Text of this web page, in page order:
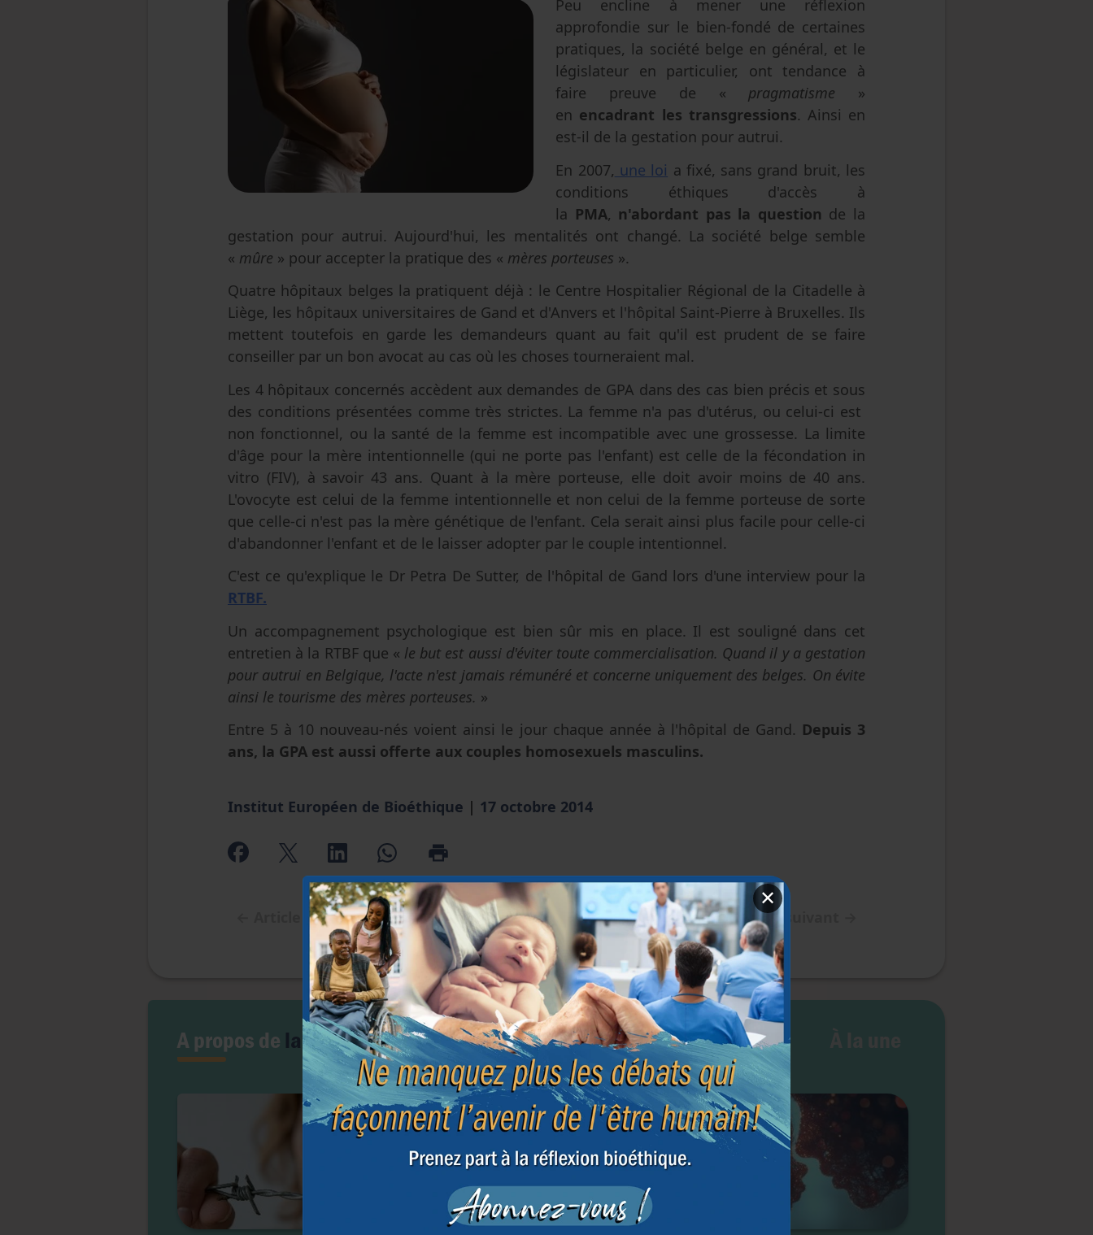
Avortement
Filiation & accès aux origines
Genre & sexualité
Transhumanisme
Intelligence artificielle
Peu encline à mener une réflexion
approfondie sur le bien-fondé de certaines
pratiques, la société belge en général, et le
législateur en particulier, ont tendance à
faire preuve de « pragmatisme »
en encadrant les transgressions. Ainsi en
est-il de la gestation pour autrui.
En 2007, une loi a fixé, sans grand bruit, les
conditions éthiques d'accès à
la PMA, n'abordant pas la question de la
gestation pour autrui. Aujourd'hui, les mentalités ont changé. La société belge semble
« mûre » pour accepter la pratique des « mères porteuses ».
Quatre hôpitaux belges la pratiquent déjà : le Centre Hospitalier Régional de la Citadelle à
Liège, les hôpitaux universitaires de Gand et d'Anvers et l'hôpital Saint-Pierre à Bruxelles. Ils
mettent toutefois en garde les demandeurs quant au fait qu'il est prudent de se faire
conseiller par un bon avocat au cas où les choses tourneraient mal.
Les 4 hôpitaux concernés accèdent aux demandes de GPA dans des cas bien précis et sous
des conditions présentées comme très strictes. La femme n'a pas d'utérus, ou celui-ci est
non fonctionnel, ou la santé de la femme est incompatible avec une grossesse. La limite
d'âge pour la mère intentionnelle (qui ne porte pas l'enfant) est celle de la fécondation in
vitro (FIV), à savoir 43 ans. Quant à la mère porteuse, elle doit avoir moins de 40 ans.
L'ovocyte est celui de la femme intentionnelle et non celui de la femme porteuse de sorte
que celle-ci n'est pas la mère génétique de l'enfant. Cela serait ainsi plus facile pour celle-ci
d'abandonner l'enfant et de le laisser adopter par le couple intentionnel.
C'est ce qu'explique le Dr Petra De Sutter, de l'hôpital de Gand lors d'une interview pour la
RTBF.
Un accompagnement psychologique est bien sûr mis en place. Il est souligné dans cet
entretien à la RTBF que « le but est aussi d'éviter toute commercialisation. Quand il y a gestation
pour autrui en Belgique, l'acte n'est jamais rémunéré et concerne uniquement des belges. On évite
ainsi le tourisme des mères porteuses. »
Entre 5 à 10 nouveau-nés voient ainsi le jour chaque année à l'hôpital de Gand. Depuis 3
ans, la GPA est aussi offerte aux couples homosexuels masculins.
Institut Européen de Bioéthique | 17 octobre 2014
Article précédent Article suivant
✕
A propos de la GPA Début de vie